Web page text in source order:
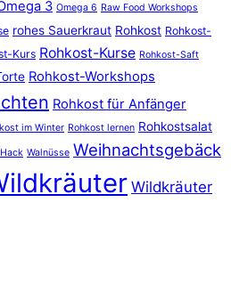
3 Omega 6 Raw Food Workshops
rohes Sauerkraut Rohkost Rohkost-
Kurs Rohkost-Kurse Rohkost-Saft
Rohkost-Workshops
Rohkost für Anfänger
im Winter Rohkost lernen Rohkostsalat
Walnüsse Weihnachtsgebäck
Wildkräuter